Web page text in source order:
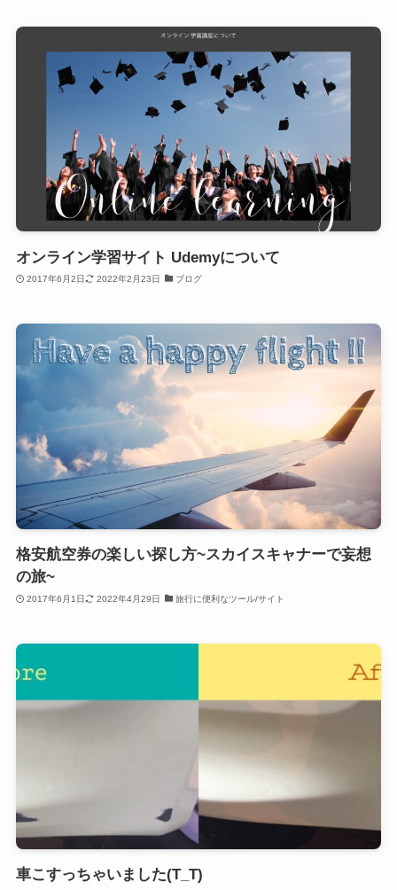
オンライン学習サイト Udemyについて
2017年6月2日 2022年2月23日 ブログ
格安航空券の楽しい探し方~スカイスキャナーで妄想
の旅~
2017年6月1日 2022年4月29日 旅行に便利なツール/サイト
車こすっちゃいました(T_T)